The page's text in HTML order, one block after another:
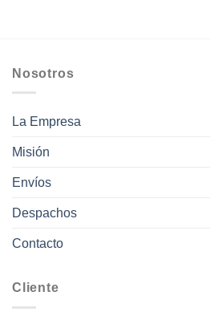
Nosotros
La Empresa
Misión
Envíos
Despachos
Contacto
Cliente